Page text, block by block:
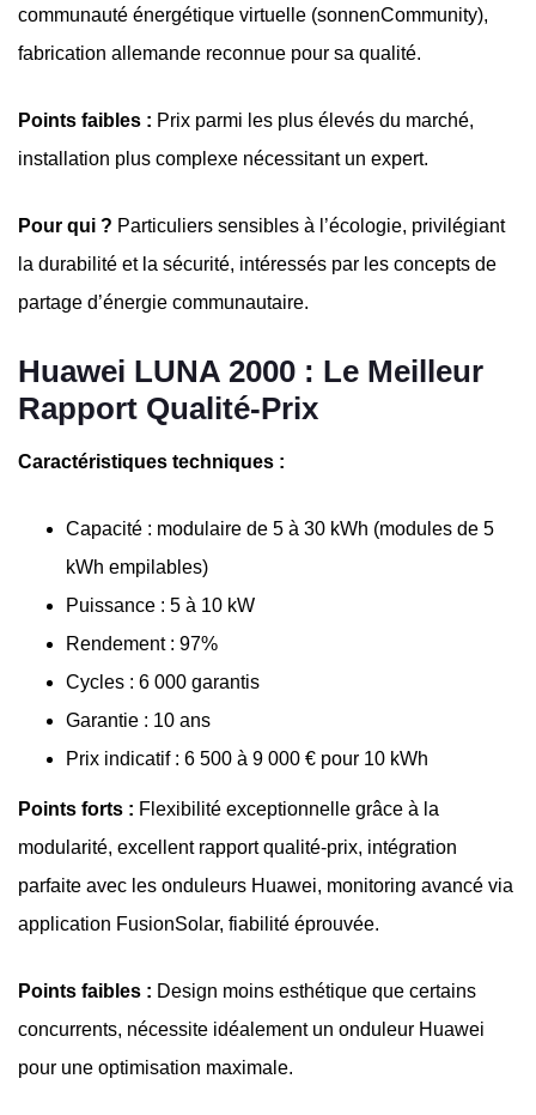
communauté énergétique virtuelle (sonnenCommunity),
fabrication allemande reconnue pour sa qualité.
Points faibles : Prix parmi les plus élevés du marché,
installation plus complexe nécessitant un expert.
Pour qui ? Particuliers sensibles à l’écologie, privilégiant
la durabilité et la sécurité, intéressés par les concepts de
partage d’énergie communautaire.
Huawei LUNA 2000 : Le Meilleur
Rapport Qualité-Prix
Caractéristiques techniques :
Capacité : modulaire de 5 à 30 kWh (modules de 5
kWh empilables)
Puissance : 5 à 10 kW
Rendement : 97%
Cycles : 6 000 garantis
Garantie : 10 ans
Prix indicatif : 6 500 à 9 000 € pour 10 kWh
Points forts : Flexibilité exceptionnelle grâce à la
modularité, excellent rapport qualité-prix, intégration
parfaite avec les onduleurs Huawei, monitoring avancé via
application FusionSolar, fiabilité éprouvée.
Points faibles : Design moins esthétique que certains
concurrents, nécessite idéalement un onduleur Huawei
pour une optimisation maximale.